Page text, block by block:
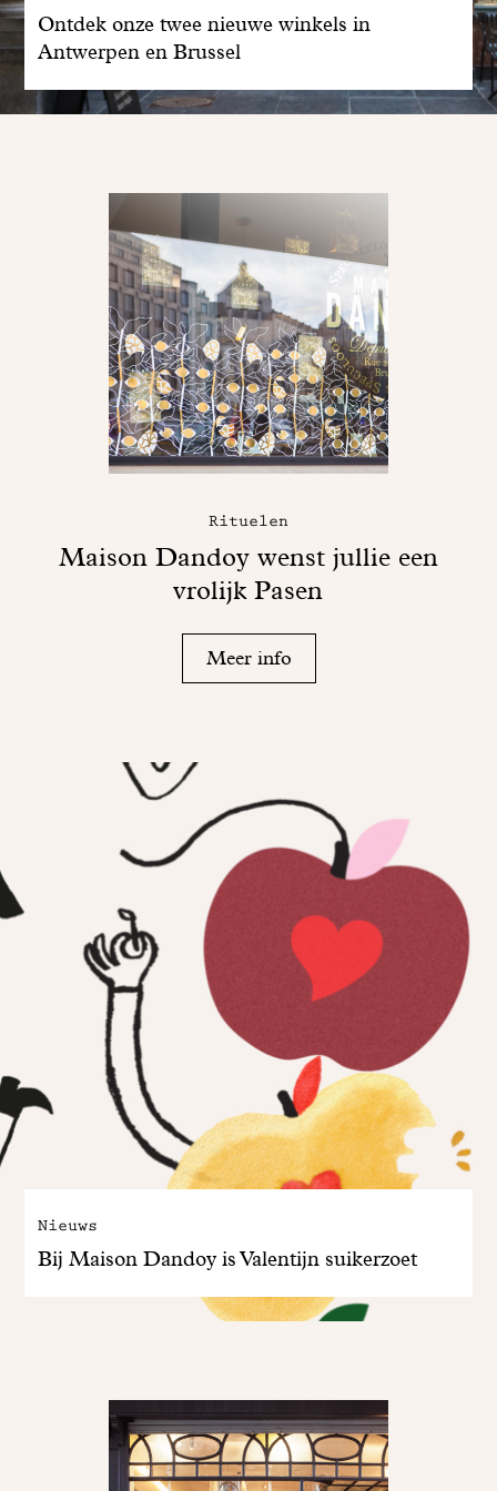
Ontdek onze twee nieuwe winkels in
Antwerpen en Brussel
Rituelen
Maison Dandoy wenst jullie een
vrolijk Pasen
Meer info
Nieuws
Bij Maison Dandoy is Valentijn suikerzoet